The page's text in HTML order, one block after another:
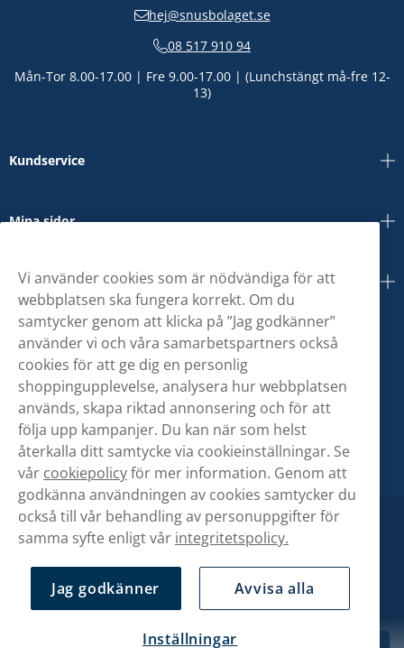
hej@snusbolaget.se
08 517 910 94
Mån-Tor 8.00-17.00 | Fre 9.00-17.00 | (Lunchstängt må-fre 12-
13)
Kundservice
Mina sidor
Om oss
Vi använder cookies som är nödvändiga för att
webbplatsen ska fungera korrekt. Om du
samtycker genom att klicka på ”Jag godkänner”
använder vi och våra samarbetspartners också
cookies för att ge dig en personlig
shoppingupplevelse, analysera hur webbplatsen
används, skapa riktad annonsering och för att
följa upp kampanjer. Du kan när som helst
återkalla ditt samtycke via cookieinställningar. Se
vår cookiepolicyför mer information. Genom att
godkänna användningen av cookies samtycker du
också till vår behandling av personuppgifter för
samma syfte enligt vår integritetspolicy.
Jag godkänner Avvisa alla
Inställningar